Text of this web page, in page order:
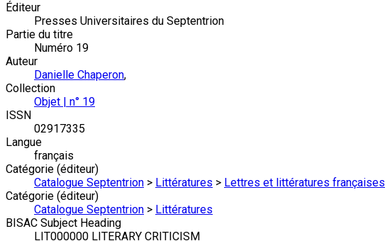
Éditeur
Presses Universitaires du Septentrion
Partie du titre
Numéro 19
Auteur
Danielle Chaperon,
Collection
Objet | n° 19
ISSN
02917335
Langue
français
Catégorie (éditeur)
Catalogue Septentrion > Littératures > Lettres et littératures françaises
Catégorie (éditeur)
Catalogue Septentrion > Littératures
BISAC Subject Heading
LIT000000 LITERARY CRITICISM